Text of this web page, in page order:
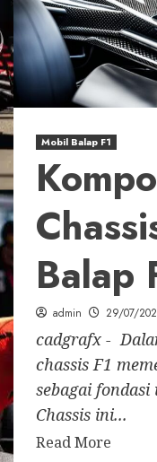
Mobil Balap F1
Balap
admin 29/07/
cadgrafx -
chassis F1
sebagai
Chassis ini...
Read More